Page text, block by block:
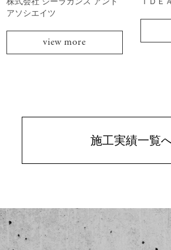
アソシエイツ
view more
施工実績一覧